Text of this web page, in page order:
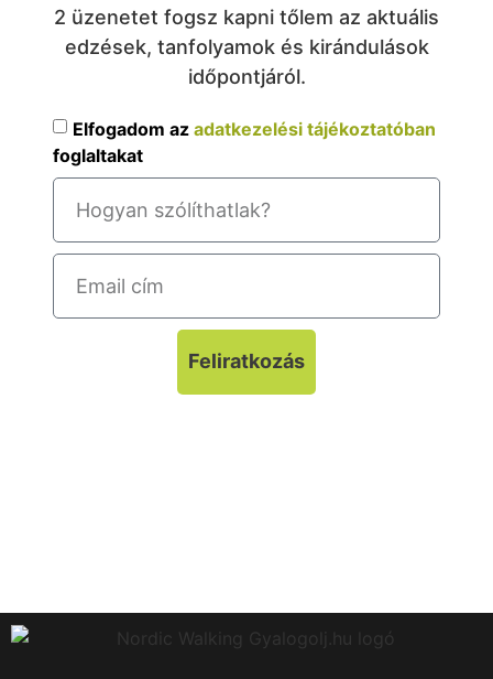
2 üzenetet fogsz kapni tőlem az aktuális
edzések, tanfolyamok és kirándulások
időpontjáról.
Elfogadom az adatkezelési tájékoztatóban
foglaltakat
Feliratkozás